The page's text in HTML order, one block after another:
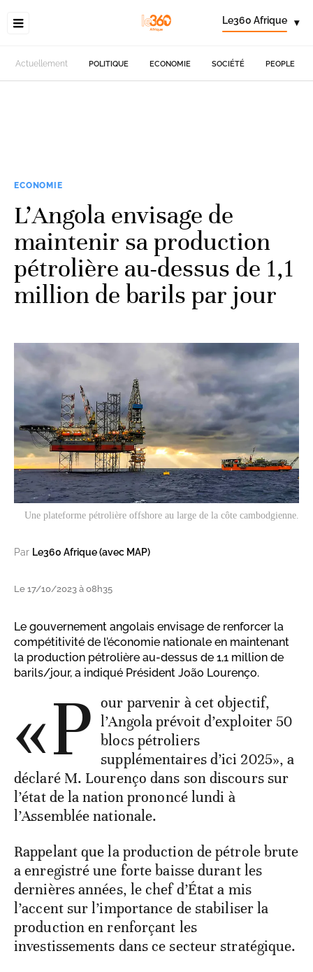
Le360 Afrique ▾
Actuellement POLITIQUE ECONOMIE SOCIÉTÉ PEOPLE
ECONOMIE
L’Angola envisage de
maintenir sa production
pétrolière au-dessus de 1,1
million de barils par jour
Une plateforme pétrolière offshore au large de la côte cambodgienne.
Par Le360 Afrique (avec MAP)
Le 17/10/2023 à 08h35
Le gouvernement angolais envisage de renforcer la
compétitivité de l’économie nationale en maintenant
la production pétrolière au-dessus de 1,1 million de
barils/jour, a indiqué Président João Lourenço.
«P our parvenir à cet objectif,
l’Angola prévoit d’exploiter 50
blocs pétroliers
supplémentaires d’ici 2025», a
déclaré M. Lourenço dans son discours sur
l’état de la nation prononcé lundi à
l’Assemblée nationale.
Rappelant que la production de pétrole brute
a enregistré une forte baisse durant les
dernières années, le chef d’État a mis
l’accent sur l’importance de stabiliser la
production en renforçant les
investissements dans ce secteur stratégique.